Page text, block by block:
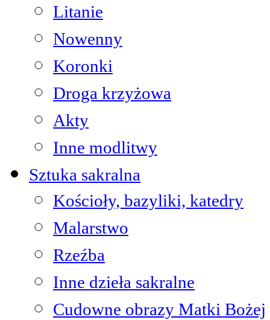
Litanie
Nowenny
Koronki
Droga krzyżowa
Akty
Inne modlitwy
Sztuka sakralna
Kościoły, bazyliki, katedry
Malarstwo
Rzeźba
Inne dzieła sakralne
Cudowne obrazy Matki Bożej